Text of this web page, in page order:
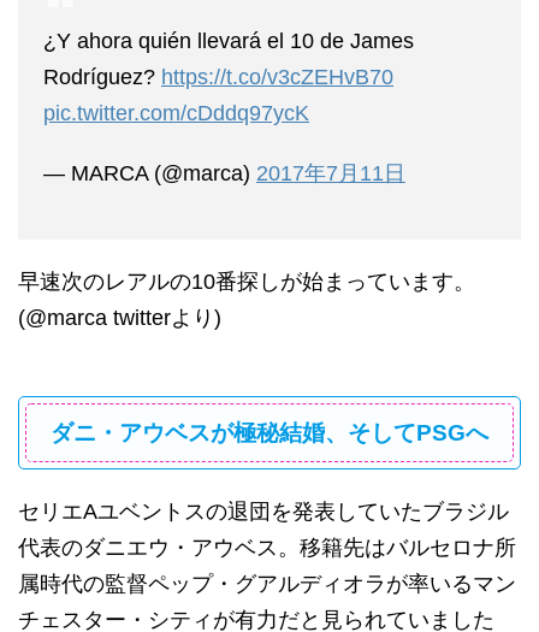
¿Y ahora quién llevará el 10 de James
Rodríguez? https://t.co/v3cZEHvB70
pic.twitter.com/cDddq97ycK
— MARCA (@marca) 2017年7月11日
早速次のレアルの10番探しが始まっています。
(@marca twitterより)
ダニ・アウベスが極秘結婚、そしてPSGへ
セリエAユベントスの退団を発表していたブラジル
代表のダニエウ・アウベス。移籍先はバルセロナ所
属時代の監督ペップ・グアルディオラが率いるマン
チェスター・シティが有力だと見られていました